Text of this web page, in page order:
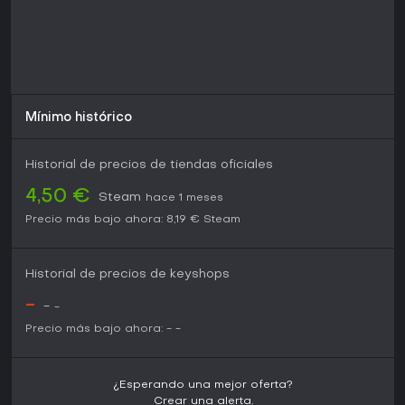
Mínimo histórico
Historial de precios de tiendas oficiales
4,50 € Steam
hace 1 meses
Precio más bajo ahora: 8,19 € Steam
Historial de precios de keyshops
- - -
Precio más bajo ahora: - -
¿Esperando una mejor oferta?
Crear una alerta.